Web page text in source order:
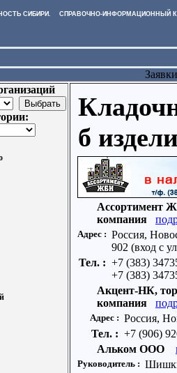
СИБИРИ. СПРАВОЧНО-ИНФОРМАЦИОННЫЙ
б
Ассортимент
компания
Адрес : Россия,
902 (вход с
Тел. : +7 (383)
+7 (383)
Акцент-НК,
компания
Адрес : Россия,
Тел. : +7 (906)
Альком ООО
Руководитель :